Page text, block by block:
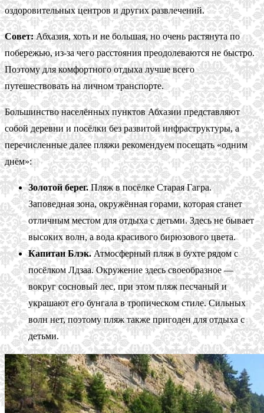
оздоровительных центров и других развлечений.
Совет:Абхазия, хоть и не большая, но очень растянута по
побережью, из-за чего расстояния преодолеваются не быстро.
Поэтому для комфортного отдыха лучше всего
путешествовать на личном транспорте.
Большинство населённых пунктов Абхазии представляют
собой деревни и посёлки без развитой инфраструктуры, а
перечисленные далее пляжи рекомендуем посещать «одним
днём»:
Золотой берег. Пляж в посёлке Старая Гагра.
Заповедная зона, окружённая горами, которая станет
отличным местом для отдыха с детьми. Здесь не бывает
высоких волн, а вода красивого бирюзового цвета.
Капитан Блэк.Атмосферный пляж в бухте рядом с
посёлком Лдзаа. Окружение здесь своеобразное —
вокруг сосновый лес, при этом пляж песчаный и
украшают его бунгала в тропическом стиле. Сильных
волн нет, поэтому пляж также пригоден для отдыха с
детьми.